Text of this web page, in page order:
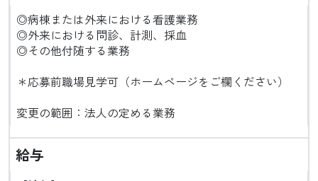
◎病棟または外来における看護業務
◎外来における問診、計測、採血
◎その他付随する業務
＊応募前職場見学可（ホームページをご欄ください）
変更の範囲：法人の定める業務
給与